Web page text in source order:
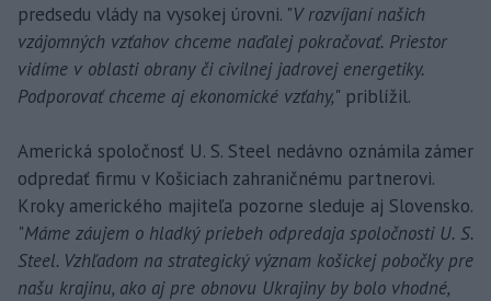
predsedu vlády na vysokej úrovni. "V rozvíjaní našich
vzájomných vzťahov chceme naďalej pokračovať. Priestor
vidíme v oblasti obrany či civilnej jadrovej energetiky.
Podporovať chceme aj ekonomické vzťahy," priblížil.
Americká spoločnosť U. S. Steel nedávno oznámila zámer
odpredať firmu v Košiciach zahraničnému partnerovi.
Kroky amerického majiteľa pozorne sleduje aj Slovensko.
"Máme záujem o hladký priebeh odpredaja spoločnosti U. S.
Steel. Vzhľadom na strategický význam košickej pobočky pre
našu krajinu, ako aj pre obnovu Ukrajiny by bolo vhodné,